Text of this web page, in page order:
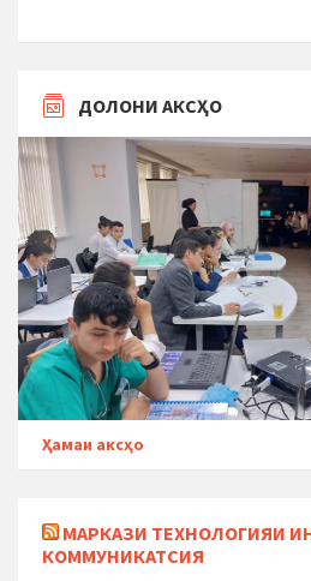
ДОЛОНИ АКСҲО
Ҳамаи аксҳо
МАРКАЗИ ТЕХНОЛОГИЯИ
КОММУНИКАТСИЯ